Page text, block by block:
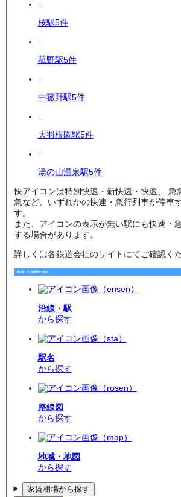
桜駅5件
菰野駅5件
中菰野駅5件
大羽根園駅5件
湯の山温泉駅5件
快アイコンは特別快速・新快速・快速、 急
急など、いずれかの快速・急行列車が停車
す。
また、アイコンの表示が無い駅にも快速・
する場合があります。
詳しくは各鉄道会社のサイトにてご確認くだ
他の探し方で賃貸物件を探す
沿線・駅
から探す
駅名
から探す
路線図
から探す
地域・地図
から探す
家賃相場から探す